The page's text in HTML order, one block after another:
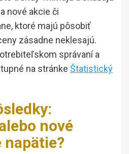
nové akcie či
ktoré majú pôsobiť
zásadne neklesajú.
správaní a
na stránke Štatistický
nové
napätie?